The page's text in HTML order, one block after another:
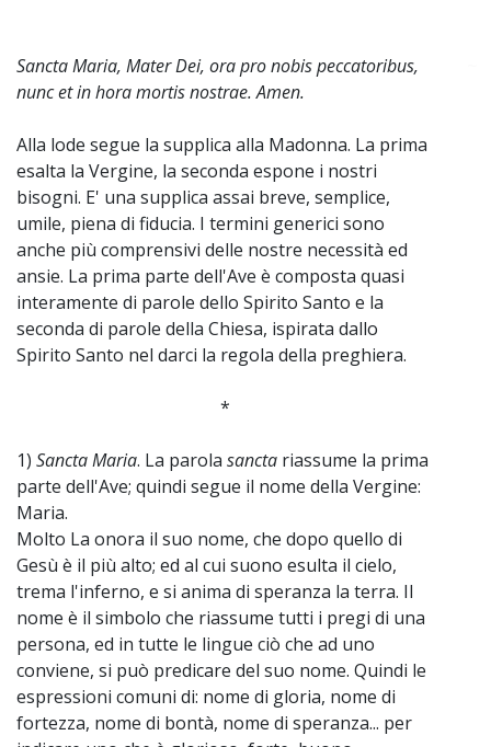
Sancta Maria, Mater Dei, ora pro nobis peccatoribus,
nunc et in hora mortis nostrae. Amen.
Alla lode segue la supplica alla Madonna. La prima
esalta la Vergine, la seconda espone i nostri
bisogni. E' una supplica assai breve, semplice,
umile, piena di fiducia. I termini generici sono
anche più comprensivi delle nostre necessità ed
ansie. La prima parte dell'Ave è composta quasi
interamente di parole dello Spirito Santo e la
seconda di parole della Chiesa, ispirata dallo
Spirito Santo nel darci la regola della preghiera.
*
1) Sancta Maria. La parola sancta riassume la prima
parte dell'Ave; quindi segue il nome della Vergine:
Maria.
Molto La onora il suo nome, che dopo quello di
Gesù è il più alto; ed al cui suono esulta il cielo,
trema l'inferno, e si anima di speranza la terra. Il
nome è il simbolo che riassume tutti i pregi di una
persona, ed in tutte le lingue ciò che ad uno
conviene, si può predicare del suo nome. Quindi le
espressioni comuni di: nome di gloria, nome di
fortezza, nome di bontà, nome di speranza... per